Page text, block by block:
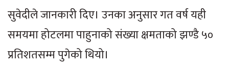
सुवेदीले जानकारी दिए। उनका अनुसार गत वर्ष यही
समयमा होटलमा पाहुनाको संख्या क्षमताको झण्डै ५०
प्रतिशतसम्म पुगेको थियो।